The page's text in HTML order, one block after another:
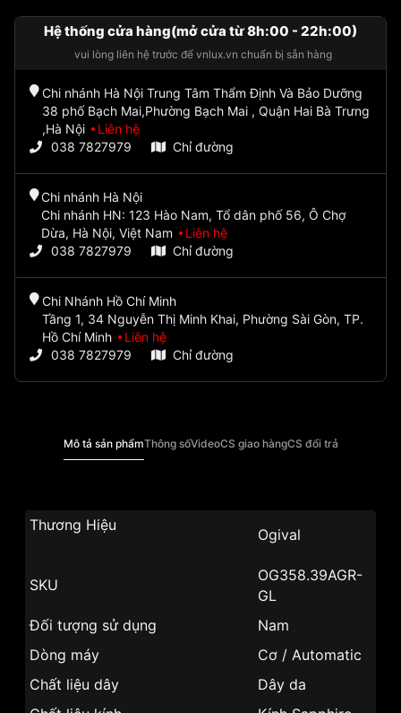
Hệ thống cửa hàng(mở cửa từ 8h:00 - 22h:00)
vui lòng liên hệ trước để vnlux.vn chuẩn bị sẵn hàng
Chi nhánh Hà Nội Trung Tâm Thẩm Định Và Bảo Dưỡng
38 phố Bạch Mai,Phường Bạch Mai , Quận Hai Bà Trưng
,Hà Nội
Liên hệ
038 7827979
Chỉ đường
Chi nhánh Hà Nội
Chi nhánh HN: 123 Hào Nam, Tổ dân phố 56, Ô Chợ
Dừa, Hà Nội, Việt Nam
Liên hệ
038 7827979
Chỉ đường
Chi Nhánh Hồ Chí Minh
Tầng 1, 34 Nguyễn Thị Minh Khai, Phường Sài Gòn, TP.
Hồ Chí Minh
Liên hệ
038 7827979
Chỉ đường
Mô tả sản phẩmThông sốVideoCS giao hàngCS đổi trả
Thương Hiệu
Ogival
SKU
OG358.39AGR-
GL
Đối tượng sử dụng
Nam
Dòng máy
Cơ / Automatic
Chất liệu dây
Dây da